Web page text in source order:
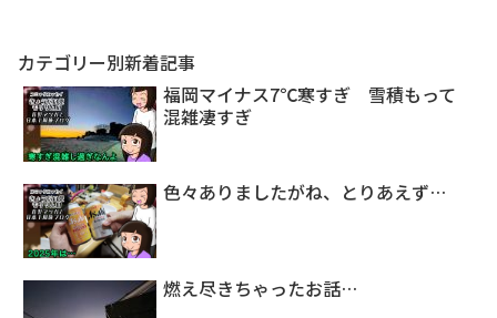
カテゴリー別新着記事
福岡マイナス7℃寒すぎ 雪積もって
混雑凄すぎ
色々ありましたがね、とりあえず…
燃え尽きちゃったお話…